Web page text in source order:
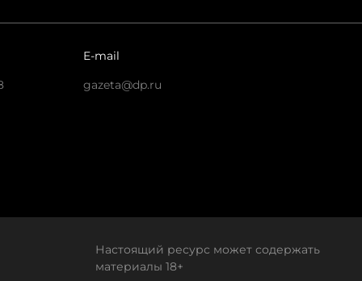
E-mail
gazeta@dp.ru
Настоящий ресурс может содержать
материалы 18+